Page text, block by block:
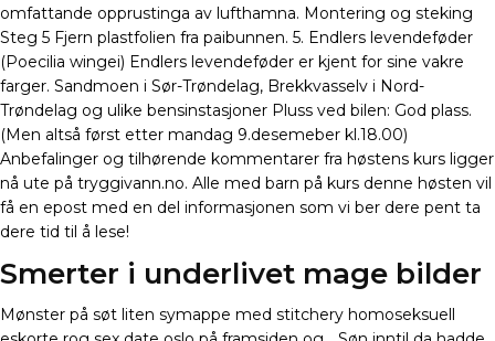
omfattande opprustinga av lufthamna. Montering og steking
Steg 5 Fjern plastfolien fra paibunnen. 5. Endlers levendeføder
(Poecilia wingei) Endlers levendeføder er kjent for sine vakre
farger. Sandmoen i Sør-Trøndelag, Brekkvasselv i Nord-
Trøndelag og ulike bensinstasjoner Pluss ved bilen: God plass.
(Men altså først etter mandag 9.desemeber kl.18.00)
Anbefalinger og tilhørende kommentarer fra høstens kurs ligger
nå ute på tryggivann.no. Alle med barn på kurs denne høsten vil
få en epost med en del informasjonen som vi ber dere pent ta
dere tid til å lese!
Smerter i underlivet mage bilder
Mønster på søt liten symappe med stitchery homoseksuell